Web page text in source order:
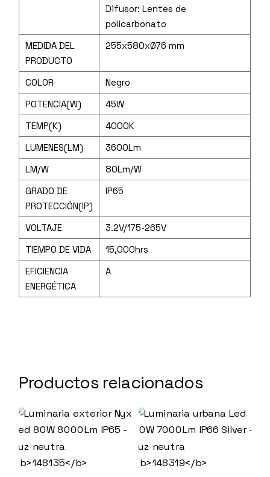
Difusor: Lentes de
policarbonato
MEDIDA DEL
PRODUCTO
255x580xØ76 mm
COLOR
Negro
POTENCIA(W)
45W
TEMP(K)
4000K
LUMENES(LM)
3600Lm
LM/W
80Lm/W
GRADO DE
PROTECCIÓN(IP)
IP65
VOLTAJE
3.2V/175-265V
TIEMPO DE VIDA
15,000hrs
EFICIENCIA
ENERGÉTICA
A
Productos relacionados